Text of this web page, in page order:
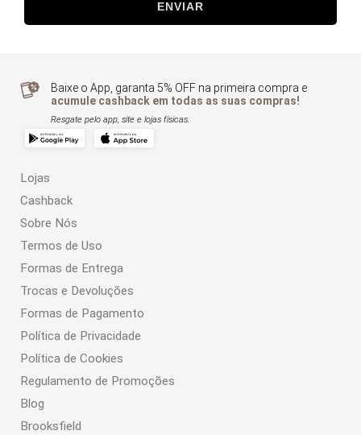
ENVIAR
Baixe o App, garanta 5% OFF na primeira compra e
acumule cashback em todas as suas compras!
Resgate pelo app, site e lojas físicas.
Lojas
Cashback
Sobre Nós
Termos de Uso
Formas de Entrega
Trocas e Devoluções
Formas de Pagamento
Política de Privacidade
Política de Cookies
Regulamento de Promoções
Blog
Brooksfield